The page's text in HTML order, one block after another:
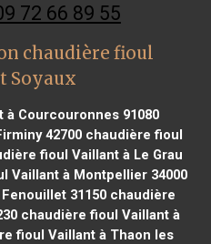
72 66 89 55
chaudière fioul
Soyaux
Courcouronnes 91080
42700chaudière fioul
fioul Vaillant à Le Grau
Vaillant à Montpellier 34000
31150chaudière
chaudière fioul Vaillant à
fioul Vaillant à Thaon les